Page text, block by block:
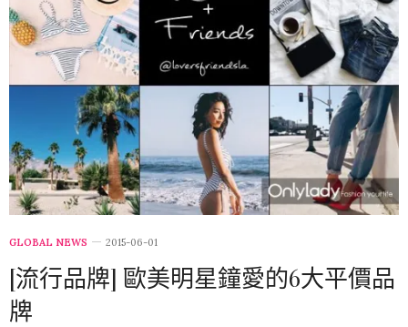
GLOBAL NEWS 2015-06-01
[流行品牌] 歐美明星鐘愛的6大平價品
牌